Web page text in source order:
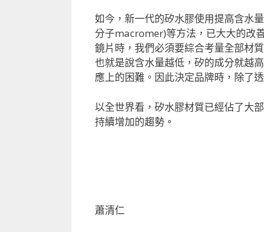
如今，新一代的矽水膠使用提高含水
分子macromer)等方法，已大大的改
鏡片時，我們必須要綜合考量全部材
也就是說含水量越低，矽的成分就越
應上的困難。因此決定品牌時，除了
以全世界看，矽水膠材質已經佔了大
持續增加的趨勢。
蕭清仁